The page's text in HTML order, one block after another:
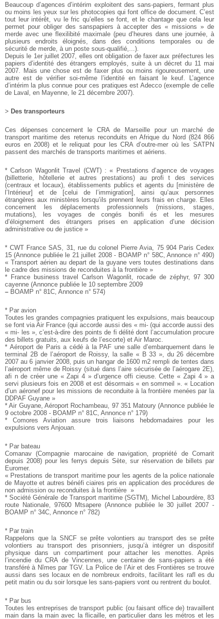
Beaucoup d’agences d’intérim exploitent des sans-papiers,
fermant plus
ou moins les yeux sur les photocopies qui font office de document. C’est
tout leur intérêt, vu le fric qu’elles sefont, et le chantage que cela leur
permet pour obliger des sanspapiers à accepter des « missions » de
merde avec une flexilibité maximale (peu d’heures dans une journée, à
plusieurs endroits éloignés, dans des conditions temporales ou de
sécurité de merde, à un poste sous-qualifié,...).
Depuis le 1er juillet 2007, elles ont obligation de faxer aux préfectures les
papiers d’identité des étrangers employés, suite à un décret du 11 mai
2007. Mais une chose est de faxer plus ou moins rigoureusement, une
autre est de vérifier soi-même l’identité en faisant le keuf. L’agence
d’intérim la plus connue pour ces pratiques est Adecco (exemple de celle
de Laval, en Mayenne, le 21 décembre 2007).
> Des transporteurs
Ces dépenses concernent le CRA de Marseille pour un marché de
transport maritime des retenus reconduits en Afrique du Nord (824 866
euros en 2008) et le reliquat pour les CRA d’outre-mer où les SATPN
passent des marchés de transports maritimes et aériens.
* Carlson Wagonlit Travel (CWT) : « Prestations d’agence de voyages
(billetterie, hôtellerie etautres prestations) au profi t des services
(centraux et locaux),
établissements publics et agents du [ministère de
l’Intérieur] etde [celui de l’immigration], ainsi qu’aux personnes
étrangères aux ministères lorsqu’ils prennent leurs frais en charge. Elles
concernent les déplacements professionnels (missions, stages,
mutations), les voyages de congés bonifi és et les mesures
d’éloignement des étrangers prises en application d’une décision
administrative ou de justice »
* CWT France SAS, 31, rue du colonel Pierre Avia, 75 904Paris Cedex
15 (Annonce publiée le 21 juillet 2008 - BOAMP n° 58C, Annonce n° 490)
« Transport aérien au depart de la guyane vers toutes destinations dans
le cadre des missions de reconduites à la frontière »
* France business travel Carlson Wagonlit, rocade de zéphyr,
97 300
cayenne (Annonce publiée le 10 septembre 2009
– BOAMP n° 81C, Annonce n° 574)
* Par avion
Toutes les grandes compagnies pratiquent les expulsions, mais beaucoup
se font via Air France (qui accorde aussi des « mi- (qui accorde aussi des
« mi- les », c’est-à-dire des points de fi délité dont l’accumulation procure
des billets gratuits, aux keufs de l’escorte) et Air Maroc.
* Aéroport de Paris a cédé à la PAF une salle d’embarquementdans le
terminal 2B de l’aéroport de Roissy, la salle « B 33 », du 26 décembre
2007 au 6 janvier 2008, puis un hangar de 1600 m2 rempli de tentes dans
l’aéroport même de Roissy (situé dans l’aire sécurisée de l’aérogare 2E),
afi n de créer une « Zapi 4 » d’urgence offi cieuse. Cette « Zapi 4 » a
servi plusieurs fois en 2008 et est désormais « en sommeil ». « Location
d’un aéronef pour les missions de reconduite à lafrontière menées par la
DDPAF Guyane »
* Air Guyane, Aéroport Rochambeau, 97 351 Matoury (Annonce publiée le
9 octobre 2008 - BOAMP n° 81C, Annonce n° 179)
* Comores Aviation assure trois liaisons hebdomadaires pour les
expulsions vers Anjouan.
* Par bateau
Comanav (Compagnie marocaine de navigation, propriété deComarit
depuis 2008) pour les ferrys depuis Sète, sur réservation de billets par
Euromer.
« Prestations de transport maritime pour les agents de la policenationale
de Mayotte et autres bénéfi ciaires pris en application des procédures de
non admission ou reconduites à la frontière »
* Société Générale de Transport maritime (SGTM), Michel Labourdère, 83
route Nationale, 97600 Mtsapere (Annonce publiée le 30 juillet 2007 -
BOAMP n° 34C, Annonce n° 782)
* Par train
Rappelons que la SNCFse prête volontiers au transport des se prête
volontiers au transport des prisonniers, jusqu’à intégrer un dispositif
physique dans uncompartiment pour attacher les menottes. Après
l’incendie du CRA de Vincennes, une centaine de sans-papiers a été
transféré à Nîmes par TGV. La Police de l’Air et des Frontières se trouve
aussi dans ses locaux en de nombreux endroits, facilitant les rafl es du
petit matin ou du soir lorsque les sans-papiers vont ou rentrent du boulot.
* Par bus
Toutes les entreprises de transport public (ou faisant office de) travaillent
main dans la main avec la flicaille, en particulier dans les métros et les